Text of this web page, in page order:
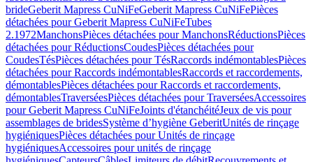
brideGeberit Mapress CuNiFeGeberit Mapress CuNiFePièces
détachées pour Geberit Mapress CuNiFeTubes
2.1972ManchonsPièces détachées pour ManchonsRéductionsPièces
détachées pour RéductionsCoudesPièces détachées pour
CoudesTésPièces détachées pour TésRaccords indémontablesPièces
détachées pour Raccords indémontablesRaccords et raccordements,
démontablesPièces détachées pour Raccords et raccordements,
démontablesTraverséesPièces détachées pour TraverséesAccessoires
pour Geberit Mapress CuNiFeJoints d'étanchéitéJeux de vis pour
assemblages de bridesSystème d’hygiène GeberitUnités de rinçage
hygiéniquesPièces détachées pour Unités de rinçage
hygiéniquesAccessoires pour unités de rinçage